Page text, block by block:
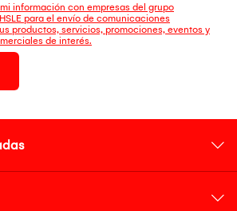
información con empresas del grupo
para el envío de comunicaciones
productos, servicios, promociones, eventos y
de interés.